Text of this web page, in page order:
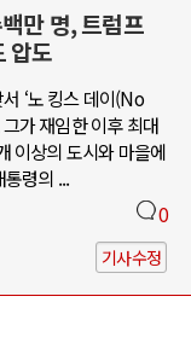
만 명, 트럼프
압도
‘노 킹스 데이(No
가 재임한 이후 최대
이상의 도시와 마을에
령의 ...
0
기사수정